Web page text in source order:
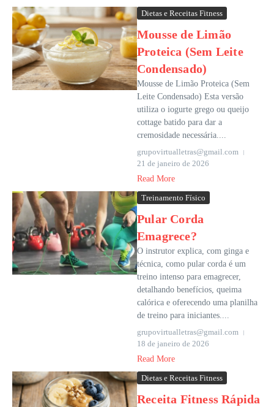
Dietas e Receitas Fitness
Mousse de Limão
Proteica (Sem Leite
Condensado)
Mousse de Limão Proteica (Sem
Leite Condensado) Esta versão
utiliza o iogurte grego ou queijo
cottage batido para dar a
cremosidade necessária....
grupovirtualletras@gmail.com
21 de janeiro de 2026
Read More
Treinamento Físico
Pular Corda
Emagrece?
O instrutor explica, com ginga e
técnica, como pular corda é um
treino intenso para emagrecer,
detalhando benefícios, queima
calórica e oferecendo uma planilha
de treino para iniciantes....
grupovirtualletras@gmail.com
18 de janeiro de 2026
Read More
Dietas e Receitas Fitness
Receita Fitness Rápida